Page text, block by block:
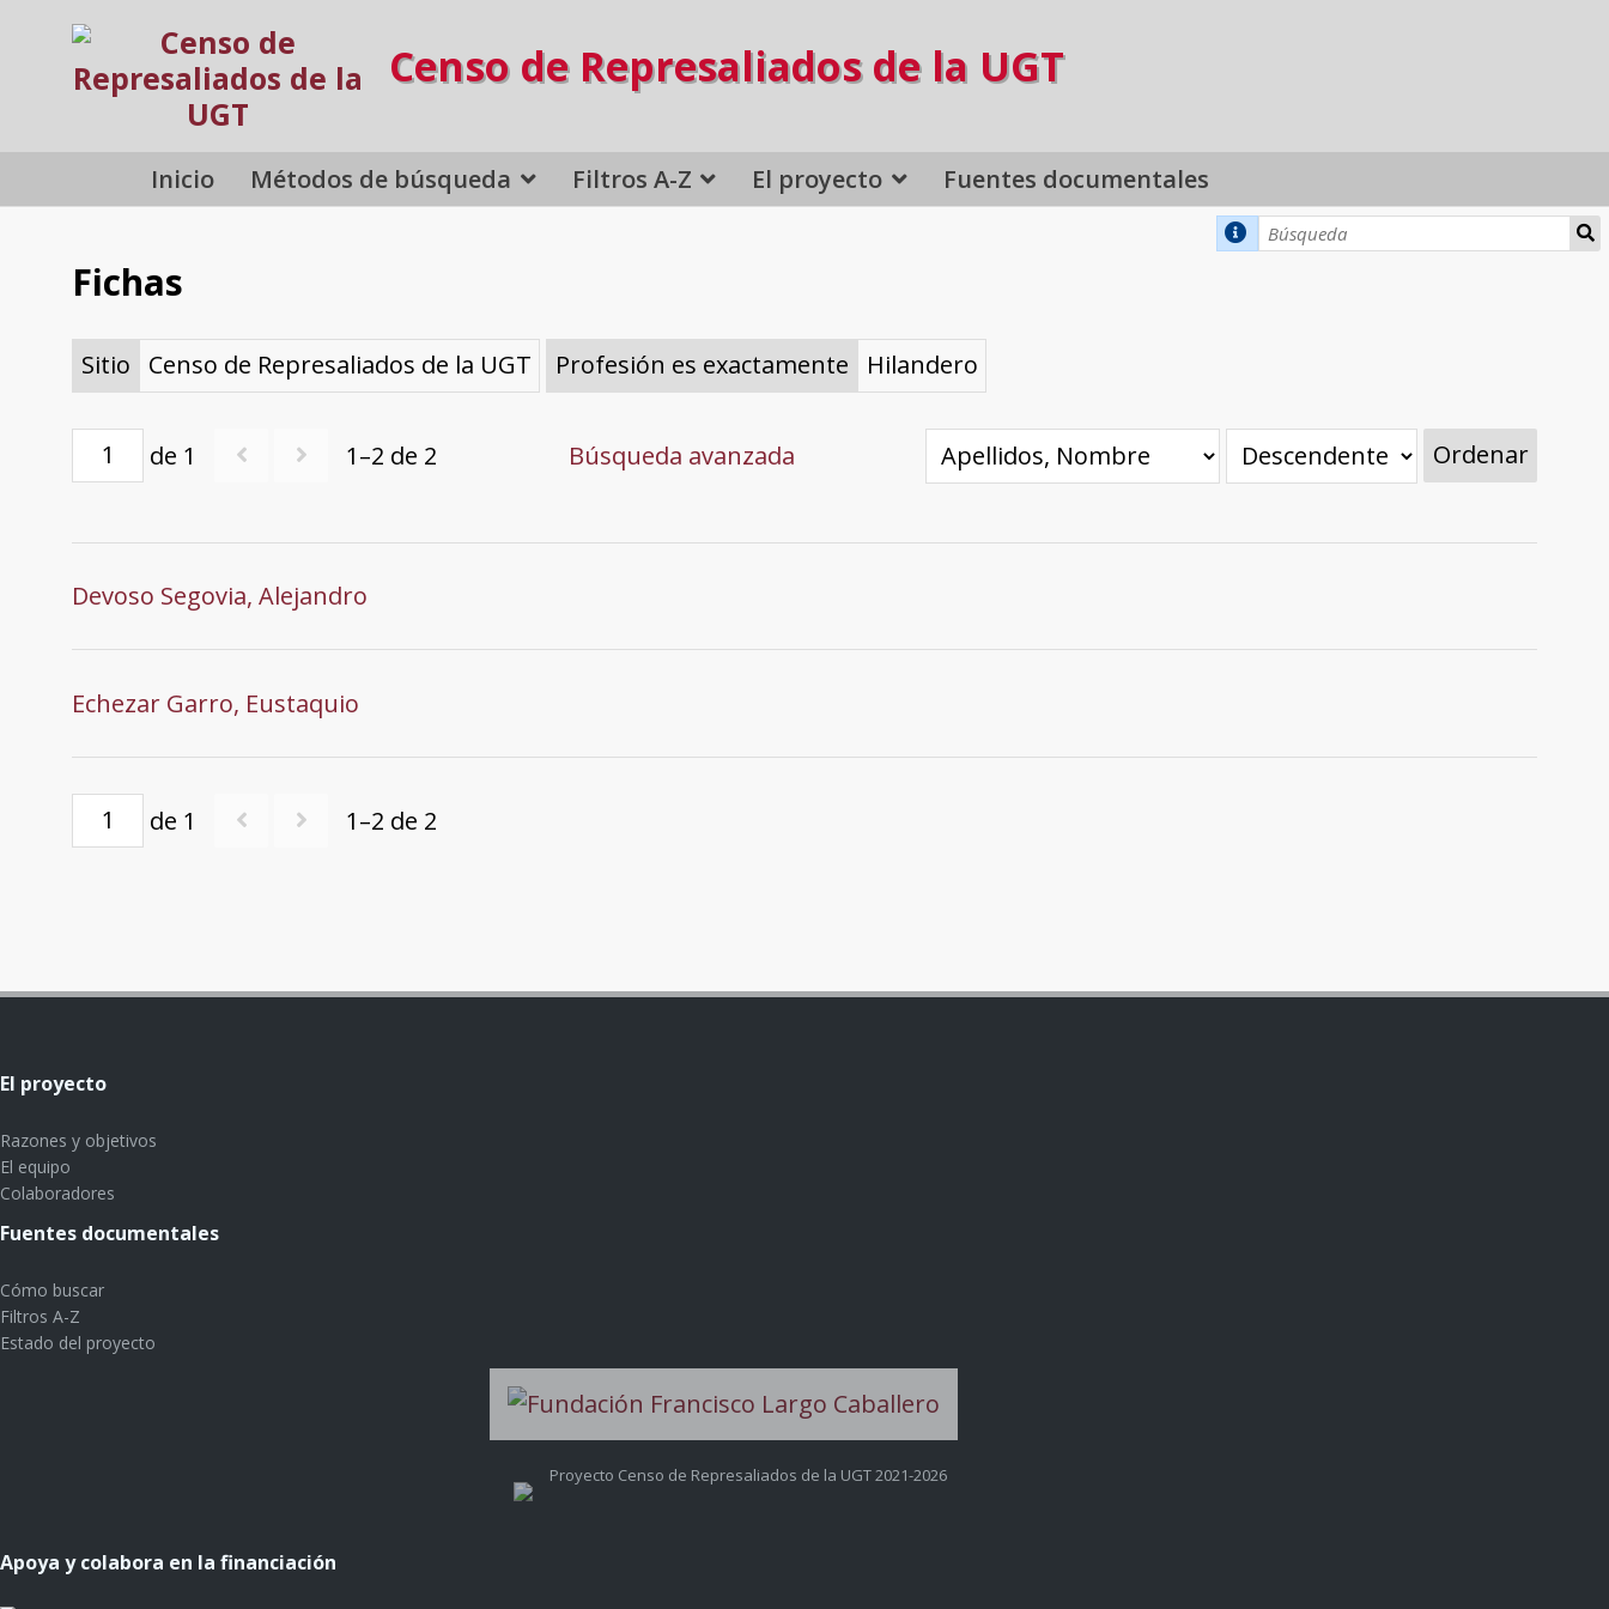
Censo de Represaliados de la UGT
Inicio Métodos de búsqueda Filtros A-Z El proyecto Fuentes documentales
Fichas
Sitio Censo de Represaliados de la UGT Profesión es exactamente Hilandero
de 1 1–2 de 2 Búsqueda avanzada Ordenar
Devoso Segovia, Alejandro
Echezar Garro, Eustaquio
de 1 1–2 de 2
El proyecto
Razones y objetivos
El equipo
Colaboradores
Fuentes documentales
Cómo buscar
Filtros A-Z
Estado del proyecto
Proyecto Censo de Represaliados de la UGT 2021-2026
Apoya y colabora en la financiación